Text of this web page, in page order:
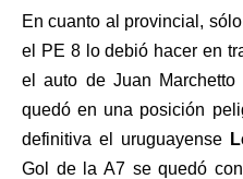
En cuanto al provincial,
el PE 8 lo debió hacer en
el auto de Juan
quedó en una posición
definitiva el uruguayense
Gol de la A7 se quedó